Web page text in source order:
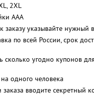
2XL
AAA
заказу указывайте нужный
по всей России, срок
сколько угодно купонов
одного человека
вводите секретный